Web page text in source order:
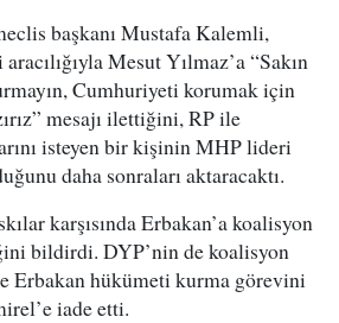
başkanı Mustafa Kalemli,
Mesut Yılmaz’a “Sakın
Cumhuriyeti korumak için
mesajı ilettiğini, RP ile
isteyen bir kişinin MHP lideri
daha sonraları aktaracaktı.
karşısında Erbakan’a koalisyon
bildirdi. DYP’nin de koalisyon
Erbakan hükümeti kurma görevini
iade etti.